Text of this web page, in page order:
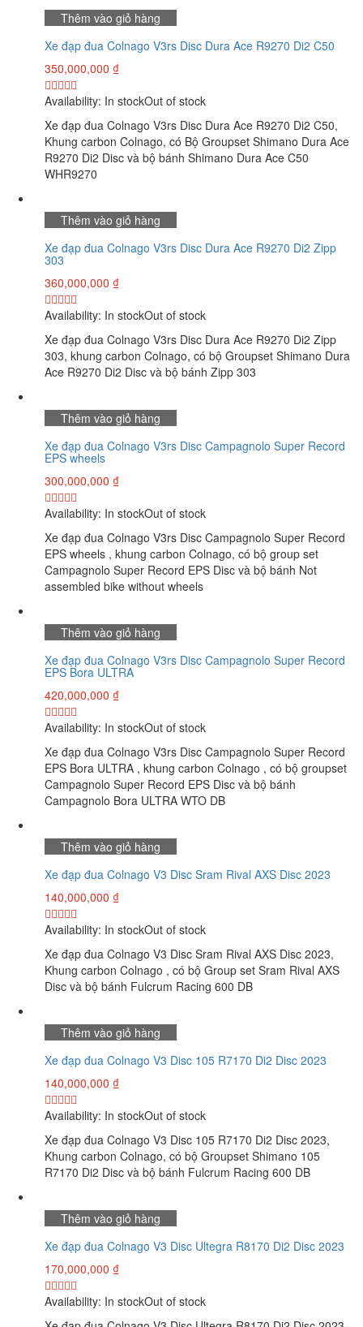
Thêm vào giỏ hàng
Xe đạp đua Colnago V3rs Disc Dura Ace R9270 Di2 C50
350,000,000 ₫
Availability: In stockOut of stock
Xe đạp đua Colnago V3rs Disc Dura Ace R9270 Di2 C50,
Khung carbon Colnago, có Bộ Groupset Shimano Dura Ace
R9270 Di2 Disc và bộ bánh Shimano Dura Ace C50
WHR9270
Thêm vào giỏ hàng
Xe đạp đua Colnago V3rs Disc Dura Ace R9270 Di2 Zipp
303
360,000,000 ₫
Availability: In stockOut of stock
Xe đạp đua Colnago V3rs Disc Dura Ace R9270 Di2 Zipp
303, khung carbon Colnago, có bộ Groupset Shimano Dura
Ace R9270 Di2 Disc và bộ bánh Zipp 303
Thêm vào giỏ hàng
Xe đạp đua Colnago V3rs Disc Campagnolo Super Record
EPS wheels
300,000,000 ₫
Availability: In stockOut of stock
Xe đạp đua Colnago V3rs Disc Campagnolo Super Record
EPS wheels , khung carbon Colnago, có bộ group set
Campagnolo Super Record EPS Disc và bộ bánh Not
assembled bike without wheels
Thêm vào giỏ hàng
Xe đạp đua Colnago V3rs Disc Campagnolo Super Record
EPS Bora ULTRA
420,000,000 ₫
Availability: In stockOut of stock
Xe đạp đua Colnago V3rs Disc Campagnolo Super Record
EPS Bora ULTRA , khung carbon Colnago , có bộ groupset
Campagnolo Super Record EPS Disc và bộ bánh
Campagnolo Bora ULTRA WTO DB
Thêm vào giỏ hàng
Xe đạp đua Colnago V3 Disc Sram Rival AXS Disc 2023
140,000,000 ₫
Availability: In stockOut of stock
Xe đạp đua Colnago V3 Disc Sram Rival AXS Disc 2023,
Khung carbon Colnago , có bộ Group set Sram Rival AXS
Disc và bộ bánh Fulcrum Racing 600 DB
Thêm vào giỏ hàng
Xe đạp đua Colnago V3 Disc 105 R7170 Di2 Disc 2023
140,000,000 ₫
Availability: In stockOut of stock
Xe đạp đua Colnago V3 Disc 105 R7170 Di2 Disc 2023,
Khung carbon Colnago, có bộ Groupset Shimano 105
R7170 Di2 Disc và bộ bánh Fulcrum Racing 600 DB
Thêm vào giỏ hàng
Xe đạp đua Colnago V3 Disc Ultegra R8170 Di2 Disc 2023
170,000,000 ₫
Availability: In stockOut of stock